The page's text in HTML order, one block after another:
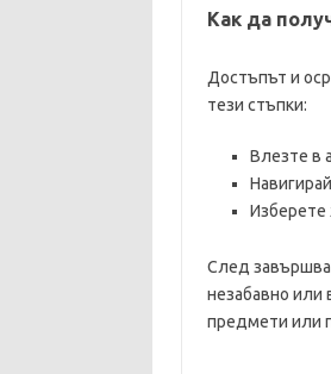
Как да
Достъпът и
тези стъпки:
Влезте в
Изберете
След
незабавно или
предмети или